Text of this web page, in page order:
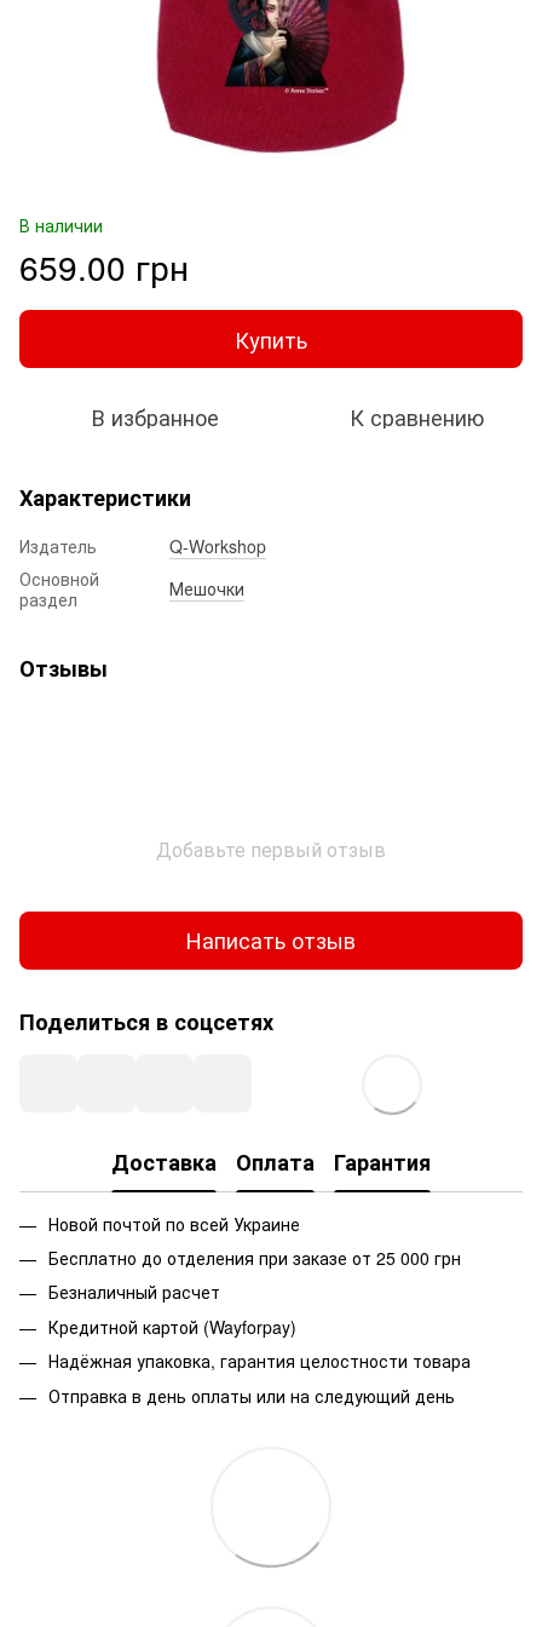
В наличии
659.00 грн
Купить
В избранное К сравнению
Характеристики
Издатель
Q-Workshop
Основной
раздел
Мешочки
Отзывы
Добавьте первый отзыв
Написать отзыв
Поделиться в соцсетях
Доставка Оплата Гарантия
Новой почтой по всей Украине
Бесплатно до отделения при заказе от 25 000 грн
Безналичный расчет
Кредитной картой (Wayforpay)
Надёжная упаковка, гарантия целостности товара
Отправка в день оплаты или на следующий день